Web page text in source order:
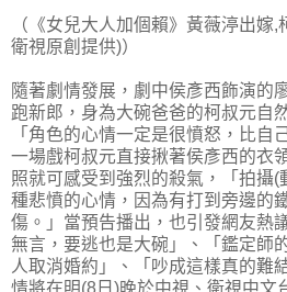
（《女兒大人加個賴》黃薇渟出嫁
衛視原創提供)）
隨著劇情發展，劇中侯彥西飾演的
跑新郎，身為大碗爸爸的柯叔元自
「角色的心情一定是很憤怒，比自
一場戲柯叔元直接揪著侯彥西的衣
照就可感受到強烈的殺氣，「拍攝(
種悲憤的心情，因為有打到旁邊的
傷。」當預告播出，也引發網友熱
無言，要逃也是大碗」、「鑑定師
人取消婚約」、「吵成這樣真的難
情將在明(8日)晚於中視、衛視中文